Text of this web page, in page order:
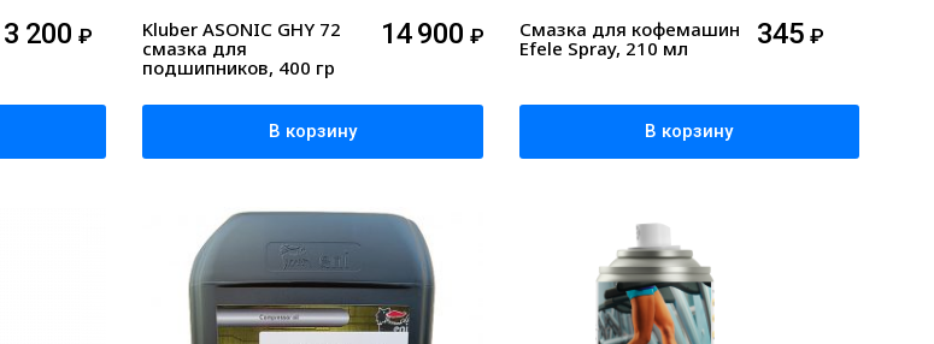
3 200 ₽
Kluber ASONIC GHY 72
смазка для
подшипников, 400 гр
14 900₽
В корзину
Смазка для кофемашин
Efele Spray, 210 мл
345 ₽
В корзину